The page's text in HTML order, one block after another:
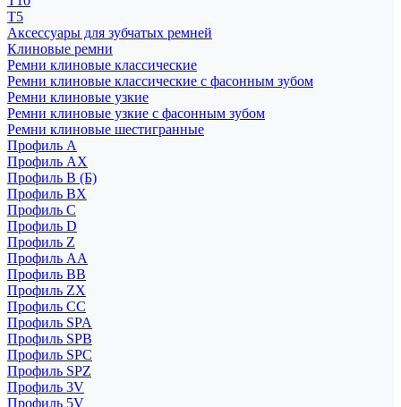
T5
Аксессуары для зубчатых ремней
Клиновые ремни
Ремни клиновые классические
Ремни клиновые классические с фасонным зубом
Ремни клиновые узкие
Ремни клиновые узкие с фасонным зубом
Ремни клиновые шестигранные
Профиль A
Профиль AX
Профиль B (Б)
Профиль BX
Профиль C
Профиль D
Профиль Z
Профиль АА
Профиль BB
Профиль ZX
Профиль CC
Профиль SPA
Профиль SPB
Профиль SPC
Профиль SPZ
Профиль 3V
Профиль 5V